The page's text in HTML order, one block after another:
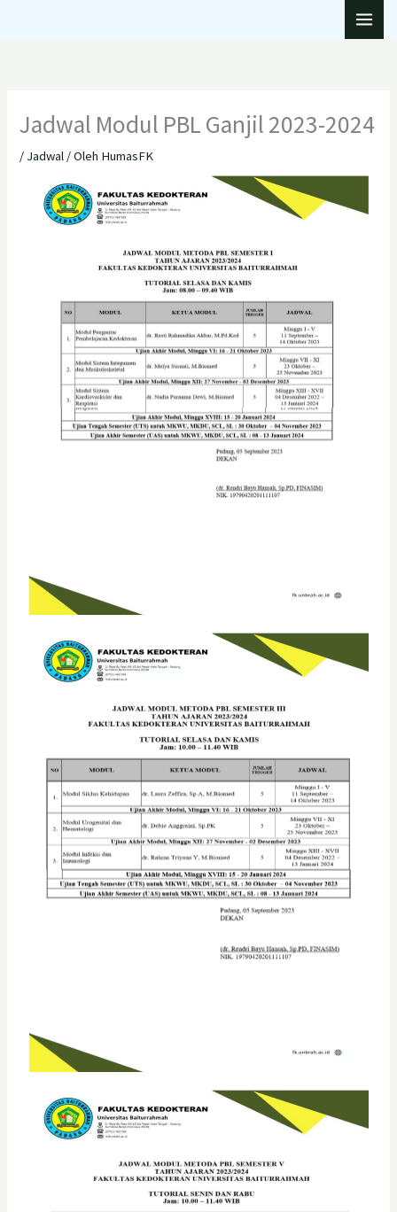
Jadwal Modul PBL Ganjil 2023-2024
/ Jadwal / Oleh HumasFK